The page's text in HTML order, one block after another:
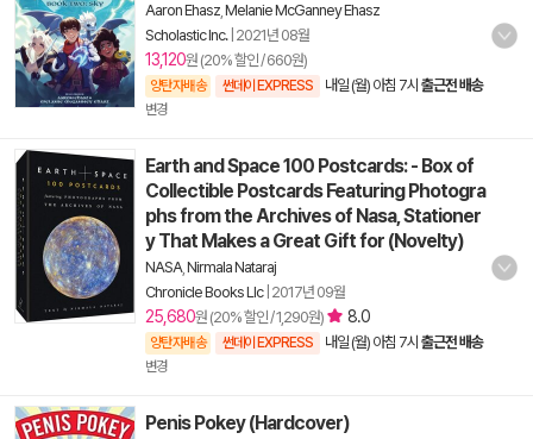
Aaron Ehasz Melanie McGanney Ehasz
Scholastic Inc.| 2021년 08월
13,120원 (20% 할인 / 660원)
양탄자배송 썬데이 EXPRESS 내일 (월) 아침 7시 출근전 배송
변경
Earth and Space 100 Postcards: - Box of
Collectible Postcards Featuring Photogra
phs from the Archives of Nasa, Stationer
y That Makes a Great Gift for (Novelty)
NASA, Nirmala Nataraj
Chronicle Books Llc| 2017년 09월
25,680원 (20% 할인 / 1,290원) 8.0
양탄자배송 썬데이 EXPRESS 내일 (월) 아침 7시 출근전 배송
변경
Penis Pokey (Hardcover)